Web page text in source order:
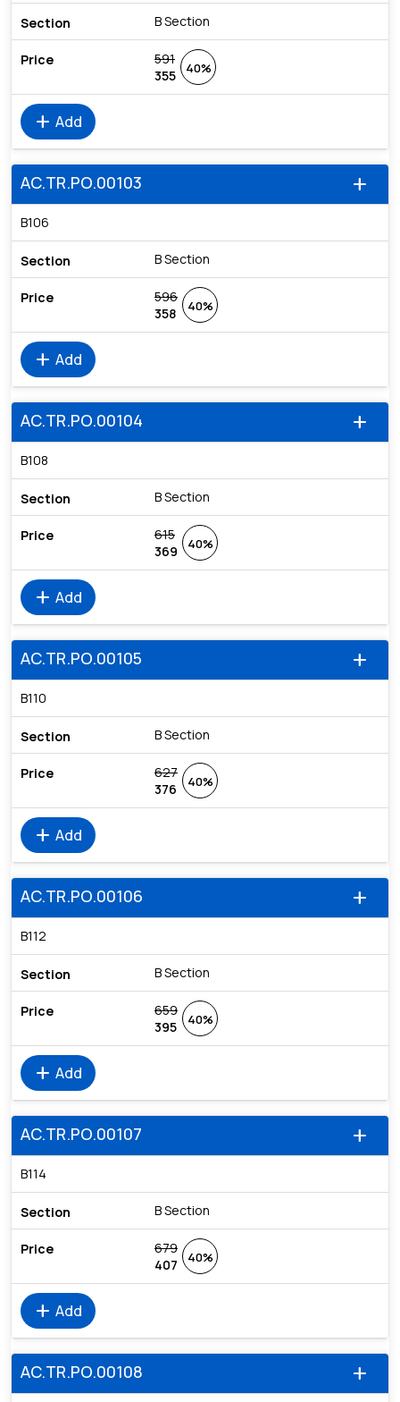
B Section
591
355
40%
add Add
add
AC.TR.PO.00103
B106
B Section
596
358
40%
add Add
add
AC.TR.PO.00104
B108
B Section
615
369
40%
add Add
add
AC.TR.PO.00105
B110
B Section
627
376
40%
add Add
add
AC.TR.PO.00106
B112
B Section
659
395
40%
add Add
add
AC.TR.PO.00107
B114
B Section
679
407
40%
add Add
add
AC.TR.PO.00108